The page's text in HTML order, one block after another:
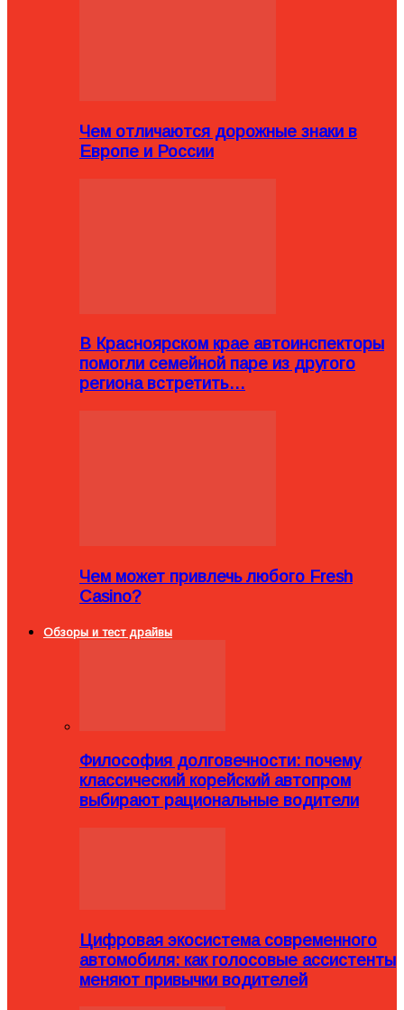
Чем отличаются дорожные знаки в
Европе и России
В Красноярском крае автоинспекторы
помогли семейной паре из другого
региона встретить…
Чем может привлечь любого Fresh
Casino?
Обзоры и тест драйвы
Философия долговечности: почему
классический корейский автопром
выбирают рациональные водители
Цифровая экосистема современного
автомобиля: как голосовые ассистенты
меняют привычки водителей